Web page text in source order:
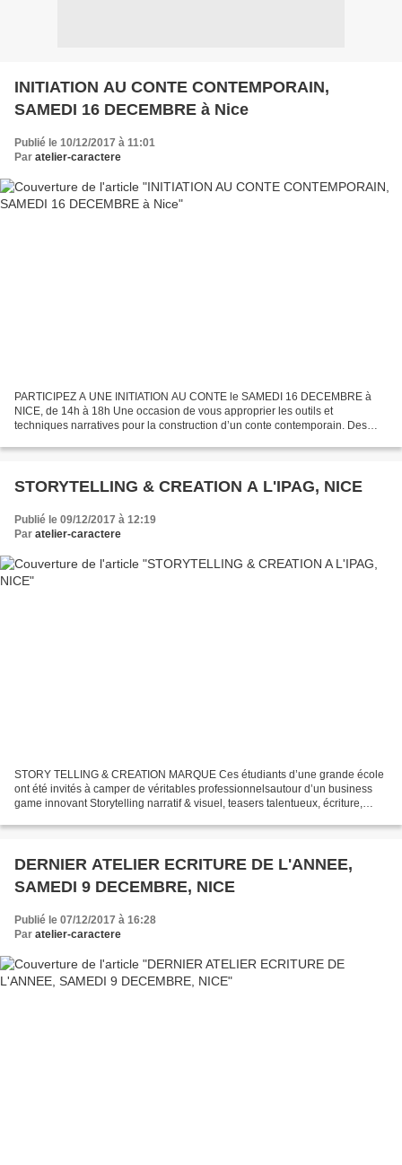
INITIATION AU CONTE CONTEMPORAIN,
SAMEDI 16 DECEMBRE à Nice
Publié le 10/12/2017 à 11:01
Par atelier-caractere
PARTICIPEZ A UNE INITIATION AU CONTE le SAMEDI 16 DECEMBRE à
NICE, de 14h à 18h Une occasion de vous approprier les outils et
techniques narratives pour la construction d’un conte contemporain. Des
STORYTELLING & CREATION A L'IPAG, NICE
Publié le 09/12/2017 à 12:19
Par atelier-caractere
STORY TELLING & CREATION MARQUE Ces étudiants d’une grande école
ont été invités à camper de véritables professionnelsautour d’un business
game innovant Storytelling narratif & visuel, teasers talentueux, écriture,
DERNIER ATELIER ECRITURE DE L'ANNEE,
SAMEDI 9 DECEMBRE, NICE
Publié le 07/12/2017 à 16:28
Par atelier-caractere